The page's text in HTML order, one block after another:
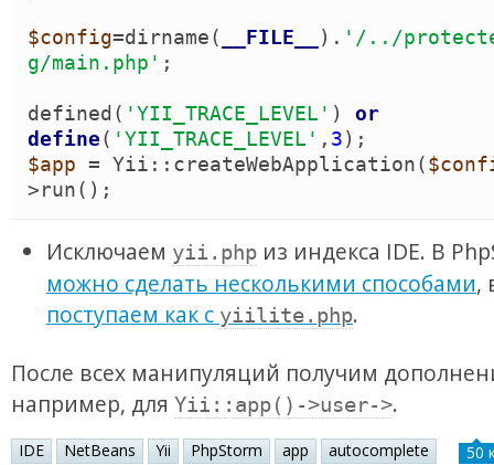
$config=dirname( __FILE__ ) . ' /../
g/main.php ' ;
defined ( 'YII_TRACE_LEVEL ' )
or
define( 'YII_TRACE_LEVEL ' , 3)
$app = Yii :: createWebApplication(
>run( ) ;
Исключаем yii.php из индекса IDE. В
можно сделать несколькими способами,
поступаем как с yiilite.php.
После всех манипуляций получим
например, для Yii::app()->user->.
IDE NetBeans Yii PhpStorm app
autocomplete
50